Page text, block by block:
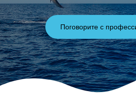
Поговорите с